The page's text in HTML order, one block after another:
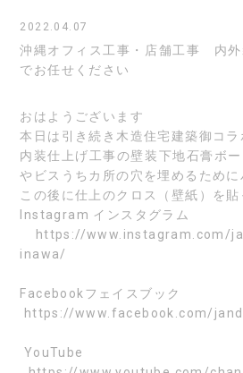
2022.04.07
沖縄オフィス工事・店舗工事 内外
でお任せください
おはようございます
本日は引き続き木造住宅建築御コラ
内装仕上げ工事の壁装下地石膏ボ
やビスうちカ所の穴を埋めるために
この後に仕上のクロス（壁紙）を
Instagram インスタグラム
https://www.instagram.com/
inawa/
Facebookフェイスブック
https://www.facebook.com/
YouTube